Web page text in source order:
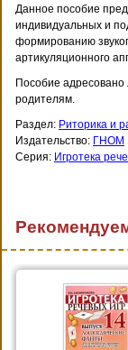
Данное пособие
индивидуальных и
формированию
артикуляционного
Пособие адресовано
родителям.
Раздел: Риторика и
Издательство: ГНОМ
Серия: Игротека